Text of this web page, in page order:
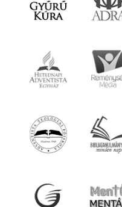
Facebook
© 2026